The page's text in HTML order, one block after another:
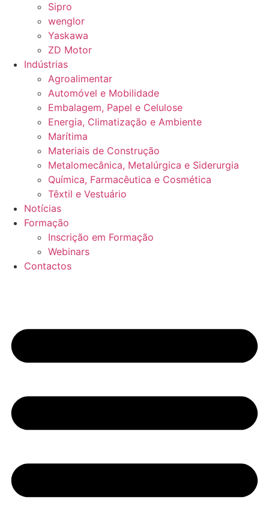
Sipro
wenglor
Yaskawa
ZD Motor
Indústrias
Agroalimentar
Automóvel e Mobilidade
Embalagem, Papel e Celulose
Energia, Climatização e Ambiente
Marítima
Materiais de Construção
Metalomecânica, Metalúrgica e Siderurgia
Química, Farmacêutica e Cosmética
Têxtil e Vestuário
Notícias
Formação
Inscrição em Formação
Webinars
Contactos